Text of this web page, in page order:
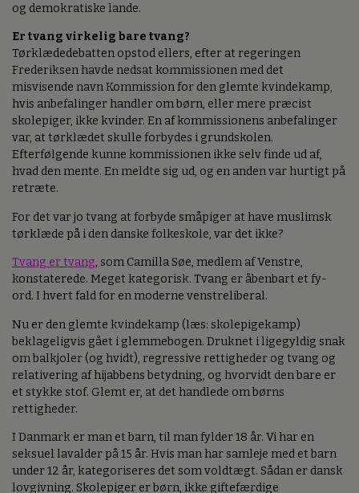
og demokratiske lande.
Er tvang virkelig bare tvang?
Tørklædedebatten opstod ellers, efter at regeringen
Frederiksen havde nedsat kommissionen med det
misvisende navn Kommission for den glemte kvindekamp,
hvis anbefalinger handler om børn, eller mere præcist
skolepiger, ikke kvinder. En af kommissionens anbefalinger
var, at tørklædet skulle forbydes i grundskolen.
Efterfølgende kunne kommissionen ikke selv finde ud af,
hvad den mente. En meldte sig ud, og en anden var hurtigt på
retræte.
For det var jo tvang at forbyde småpiger at have muslimsk
tørklæde på i den danske folkeskole, var det ikke?
Tvang er tvang, som Camilla Søe, medlem af Venstre,
konstaterede. Meget kategorisk. Tvang er åbenbart et fy-
ord. I hvert fald for en moderne venstreliberal.
Nu er den glemte kvindekamp (læs: skolepigekamp)
beklageligvis gået i glemmebogen. Druknet i ligegyldig snak
om balkjoler (og hvidt), regressive rettigheder og tvang og
relativering af hijabbens betydning, og hvorvidt den bare er
et stykke stof. Glemt er, at det handlede om børns
rettigheder.
I Danmark er man et barn, til man fylder 18 år. Vi har en
seksuel lavalder på 15 år. Hvis man har samleje med et barn
under 12 år, kategoriseres det som voldtægt. Sådan er dansk
lovgivning. Skolepiger er børn, ikke giftefærdige